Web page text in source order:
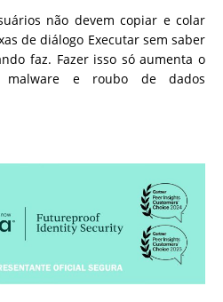
não devem copiar e colar
de diálogo Executar sem saber
faz. Fazer isso só aumenta o
e roubo de dados